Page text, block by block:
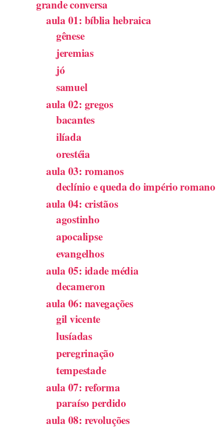
grande conversa
aula 01: bíblia hebraica
gênese
jeremias
jó
samuel
aula 02: gregos
bacantes
ilíada
orestéia
aula 03: romanos
declínio e queda do império romano
aula 04: cristãos
agostinho
apocalipse
evangelhos
aula 05: idade média
decameron
aula 06: navegações
gil vicente
lusíadas
peregrinação
tempestade
aula 07: reforma
paraíso perdido
aula 08: revoluções